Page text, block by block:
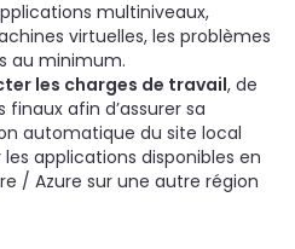
multiniveaux,
virtuelles, les problèmes
au minimum.
les charges de travail, de
afin d’assurer sa
automatique du site local
applications disponibles en
/ Azure sur une autre région